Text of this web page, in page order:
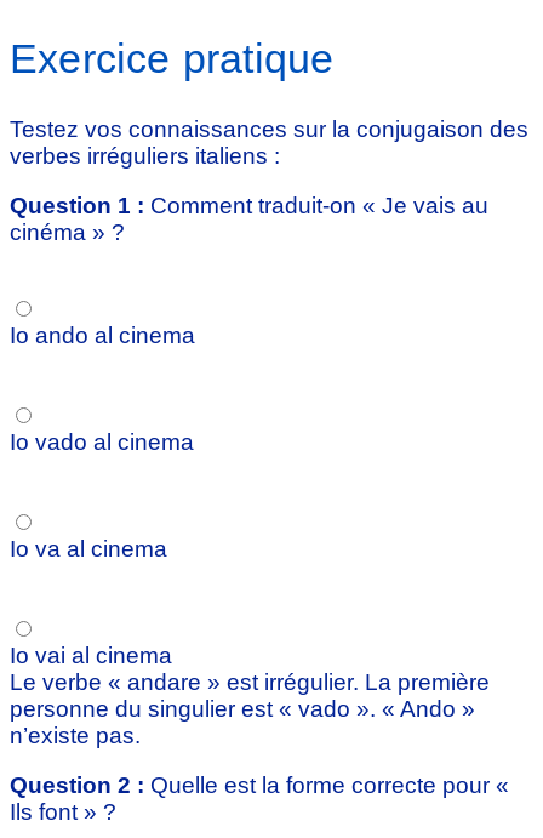
Exercice pratique
Testez vos connaissances sur la conjugaison des
verbes irréguliers italiens :
Question 1 : Comment traduit-on « Je vais au
cinéma » ?
Io ando al cinema
Io vado al cinema
Io va al cinema
Io vai al cinema
Le verbe « andare » est irrégulier. La première
personne du singulier est « vado ». « Ando »
n’existe pas.
Question 2 : Quelle est la forme correcte pour «
Ils font » ?